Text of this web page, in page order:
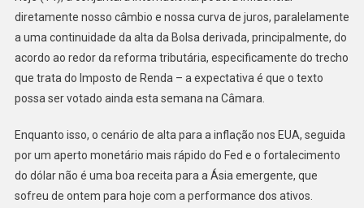
Um
Jogo
Com
Riscos,
Boa
Premiação.
diretamente nosso câmbio e nossa curva de juros, paralelamente
a uma continuidade da alta da Bolsa derivada, principalmente, do
acordo ao redor da reforma tributária, especificamente do trecho
que trata do Imposto de Renda – a expectativa é que o texto
possa ser votado ainda esta semana na Câmara.
Enquanto isso, o cenário de alta para a inflação nos EUA, seguida
por um aperto monetário mais rápido do Fed e o fortalecimento
do dólar não é uma boa receita para a Ásia emergente, que
sofreu de ontem para hoje com a performance dos ativos.